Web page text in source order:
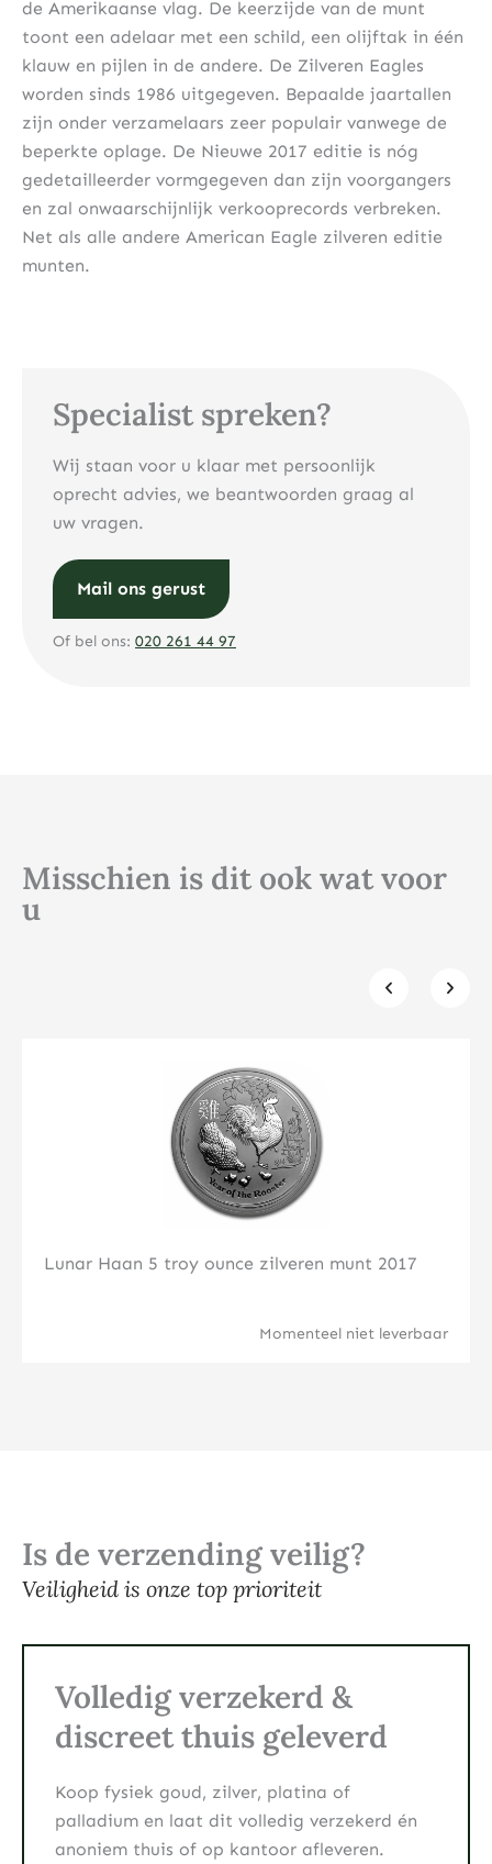
Specialist spreken?
Wij staan voor u klaar met persoonlijk
oprecht advies, we beantwoorden graag al
uw vragen.
Mail ons gerust
Of bel ons: 020 261 44 97
de Amerikaanse vlag. De keerzijde van de munt
toont een adelaar met een schild, een olijftak in één
klauw en pijlen in de andere. De Zilveren Eagles
worden sinds 1986 uitgegeven. Bepaalde jaartallen
zijn onder verzamelaars zeer populair vanwege de
beperkte oplage. De Nieuwe 2017 editie is nóg
gedetailleerder vormgegeven dan zijn voorgangers
en zal onwaarschijnlijk verkooprecords verbreken.
Net als alle andere American Eagle zilveren editie
munten.
Misschien is dit ook wat voor
u
Lunar Haan 5 troy ounce zilveren munt 2017
Momenteel niet leverbaar
Klik hier
Is de verzending veilig?
Veiligheid is onze top prioriteit
Volledig verzekerd &
discreet thuis geleverd
Koop fysiek goud, zilver, platina of
palladium en laat dit volledig verzekerd én
anoniem thuis of op kantoor afleveren.